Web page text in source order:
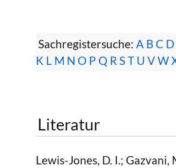
Sachregistersuche: A BC D
K L M N O P Q R ST U VW
Literatur
Lewis-Jones, D. I.; Gazvani,